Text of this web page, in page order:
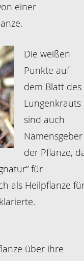
einer
Die weißen
Punkte auf
dem Blatt des
Lungenkrauts
sind auch
Namensgeber
der Pflanze,
für
als Heilpflanze
über ihre